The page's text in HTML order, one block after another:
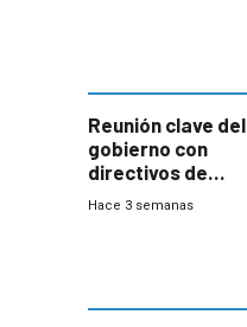
Reunión clave del
gobierno con
directivos de
Fábricas
Hace 3 semanas